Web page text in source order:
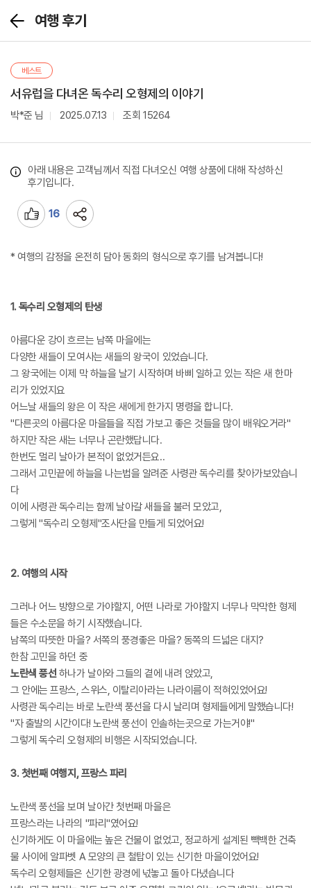
뒤
로
기
여행 후기
베스트
서유럽을 다녀온 독수리 오형제의 이야기
박*준 님 2025.07.13 조회15264
아래 내용은 고객님께서 직접 다녀오신 여행 상품에 대해 작성하신
후기입니다.
16
공
* 여행의 감정을 온전히 담아 동화의 형식으로 후기를 남겨봅니다!
1. 독수리 오형제의 탄생
아름다운 강이 흐르는 남쪽 마을에는
다양한 새들이 모여사는 새들의 왕국이 있었습니다.
그 왕국에는 이제 막 하늘을 날기 시작하며 바삐 일하고 있는 작은 새 한마
리가 있었지요
어느날 새들의 왕은 이 작은 새에게 한가지 명령을 합니다.
"다른곳의 아름다운 마을들을 직접 가보고 좋은 것들을 많이 배워오거라"
하지만 작은 새는 너무나 곤란했답니다.
한번도 멀리 날아가 본적이 없었거든요..
그래서 고민끝에 하늘을 나는법을 알려준 사령관 독수리를 찾아가보았습니
다
이에 사령관 독수리는 함께 날아갈 새들을 불러 모았고,
그렇게 "독수리 오형제"조사단을 만들게 되었어요!
2. 여행의 시작
그러나 어느 방향으로 가야할지, 어떤 나라로 가야할지 너무나 막막한 형제
들은 수소문을 하기 시작했습니다.
남쪽의 따뜻한 마을? 서쪽의 풍경좋은 마을? 동쪽의 드넓은 대지?
한참 고민을 하던 중
노란색 풍선하나가 날아와 그들의 곁에 내려 앉았고,
그 안에는 프랑스, 스위스, 이탈리아라는 나라이름이 적혀있었어요!
사령관 독수리는 바로 노란색 풍선을 다시 날리며 형제들에게 말했습니다!
"자 출발의 시간이다! 노란색 풍선이 인솔하는곳으로 가는거야!"
그렇게 독수리 오형제의 비행은 시작되었습니다.
3. 첫번째 여행지, 프랑스 파리
노란색 풍선을 보며 날아간 첫번째 마을은
프랑스라는 나라의 "파리"였어요!
신기하게도 이 마을에는 높은 건물이 없었고, 정교하게 설계된 빽백한 건축
물 사이에 알파벳 A 모양의 큰 철탑이 있는 신기한 마을이었어요!
독수리 오형제들은 신기한 광경에 넋놓고 돌아 다녔습니다